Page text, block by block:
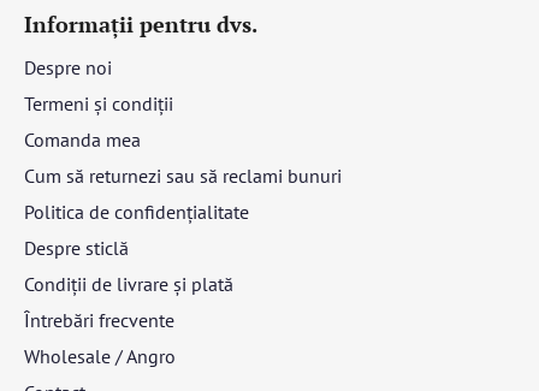
Informații pentru dvs.
Despre noi
Termeni și condiții
Comanda mea
Cum să returnezi sau să reclami bunuri
Politica de confidențialitate
Despre sticlă
Condiții de livrare și plată
Întrebări frecvente
Wholesale / Angro